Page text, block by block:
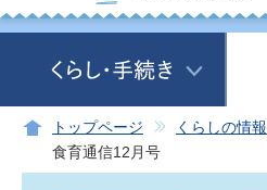
トップページ くらしの情報
食育通信12月号